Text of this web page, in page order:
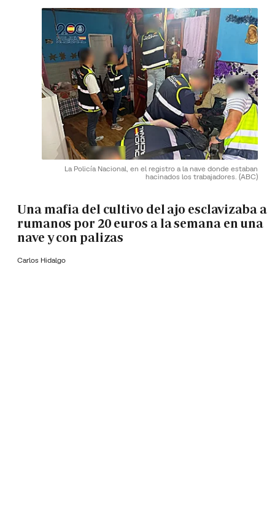
La Policía Nacional, en el registro a la nave donde estaban
hacinados los trabajadores. (ABC)
Una mafia del cultivo del ajo esclavizaba a
rumanos por 20 euros a la semana en una
nave y con palizas
Carlos Hidalgo